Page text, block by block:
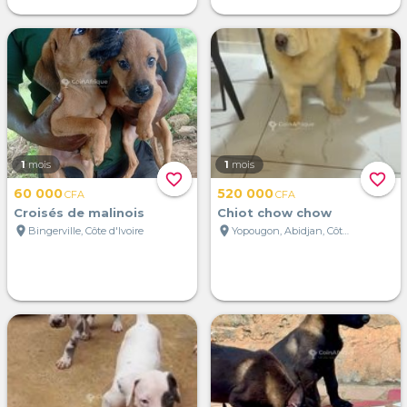
favorite_border
1 mois
60 000CFA
Croisés de malinois
location_on Bingerville, Côte d'Ivoire
favorite_border
1 mois
520 000CFA
Chiot chow chow
location_on
Yopougon, Abidjan, Côte d'Ivoire